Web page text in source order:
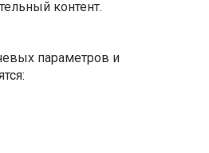
контент.
параметров и